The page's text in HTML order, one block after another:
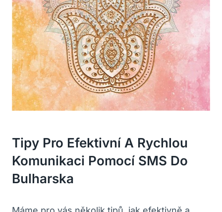
Tipy Pro Efektivní A Rychlou
Komunikaci Pomocí SMS Do‍
Bulharska